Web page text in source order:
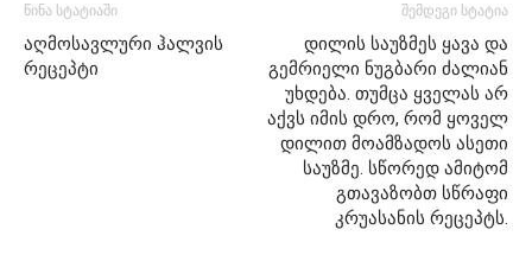
წინა სტატიაში
აღმოსავლური ჰალვის
რეცეპტი
შემდეგი სტატია
დილის საუზმეს ყავა და
გემრიელი ნუგბარი ძალიან
უხდება. თუმცა ყველას არ
აქვს იმის დრო, რომ ყოველ
დილით მოამზადოს ასეთი
საუზმე. სწორედ ამიტომ
გთავაზობთ სწრაფი
კრუასანის რეცეპტს.